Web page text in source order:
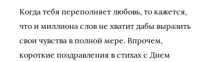
Когда тебя переполняет любовь, то кажется,
что и миллиона слов не хватит дабы выразить
свои чувства в полной мере. Впрочем,
короткие поздравления в стихах с Днем